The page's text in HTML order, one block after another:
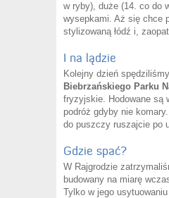
w ryby), duże (14. co do
wysepkami. Aż się chce
stylizowaną łódź i,
I na lądzie
Kolejny dzień
Biebrzańskiego Parku
fryzyjskie. Hodowane są
podróż gdyby nie
do puszczy ruszajcie po
Gdzie spać?
W Rajgrodzie
budowany na miarę
Tylko w jego